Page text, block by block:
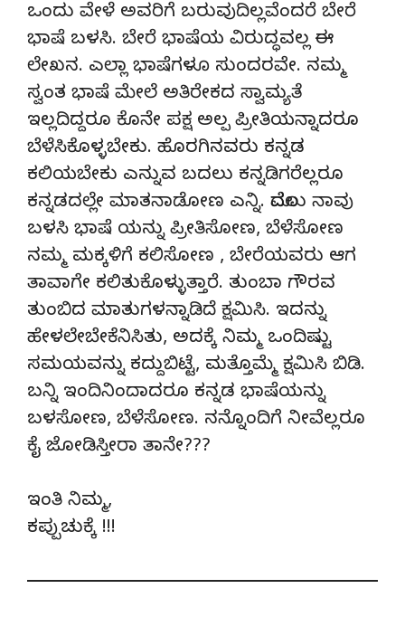
ಒಂದು ವೇಳೆ ಅವರಿಗೆ ಬರುವುದಿಲ್ಲವೆಂದರೆ ಬೇರೆ
ಭಾಷೆ ಬಳಸಿ. ಬೇರೆ ಭಾಷೆಯ ವಿರುದ್ಧವಲ್ಲ ಈ
ಲೇಖನ. ಎಲ್ಲಾ ಭಾಷೆಗಳೂ ಸುಂದರವೇ. ನಮ್ಮ
ಸ್ವಂತ ಭಾಷೆ ಮೇಲೆ ಅತಿರೇಕದ ಸ್ವಾಮ್ಯತೆ
ಇಲ್ಲದಿದ್ದರೂ ಕೊನೇ ಪಕ್ಷ ಅಲ್ಪ ಪ್ರೀತಿಯನ್ನಾದರೂ
ಬೆಳೆಸಿಕೊಳ್ಳಬೇಕು. ಹೊರಗಿನವರು ಕನ್ನಡ
ಕಲಿಯಬೇಕು ಎನ್ನುವ ಬದಲು ಕನ್ನಡಿಗರೆಲ್ಲರೂ
ಕನ್ನಡದಲ್ಲೇ ಮಾತನಾಡೋಣ ಎನ್ನಿ. ಮೊದಲು ನಾವು
ಬಳಸಿ ಭಾಷೆ ಯನ್ನು ಪ್ರೀತಿಸೋಣ, ಬೆಳೆಸೋಣ
ನಮ್ಮ ಮಕ್ಕಳಿಗೆ ಕಲಿಸೋಣ , ಬೇರೆಯವರು ಆಗ
ತಾವಾಗೇ ಕಲಿತುಕೊಳ್ಳುತ್ತಾರೆ. ತುಂಬಾ ಗೌರವ
ತುಂಬಿದ ಮಾತುಗಳನ್ನಾಡಿದೆ ಕ್ಷಮಿಸಿ. ಇದನ್ನು
ಹೇಳಲೇಬೇಕೆನಿಸಿತು, ಅದಕ್ಕೆ ನಿಮ್ಮ ಒಂದಿಷ್ಟು
ಸಮಯವನ್ನು ಕದ್ದುಬಿಟ್ಟೆ, ಮತ್ತೊಮ್ಮೆ ಕ್ಷಮಿಸಿ ಬಿಡಿ.
ಬನ್ನಿ ಇಂದಿನಿಂದಾದರೂ ಕನ್ನಡ ಭಾಷೆಯನ್ನು
ಬಳಸೋಣ, ಬೆಳೆಸೋಣ. ನನ್ನೊಂದಿಗೆ ನೀವೆಲ್ಲರೂ
ಕೈ ಜೋಡಿಸ್ತೀರಾ ತಾನೇ???
ಇಂತಿ ನಿಮ್ಮ,
ಕಪ್ಪುಚುಕ್ಕೆ !!!